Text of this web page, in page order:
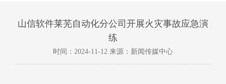
山信软件莱芜自动化分公司开展火灾事故应急演
练
时间：2024-11-12 来源：新闻传媒中心